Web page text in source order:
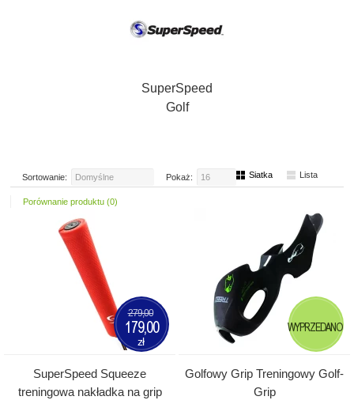
SuperSpeed
Golf
Sortowanie: Domyślne Pokaż: 16 Siatka Lista
Porównanie produktu (0)
SuperSpeed Squeeze
treningowa nakładka na grip
279,00
179,00
zł
Golfowy Grip Treningowy Golf-
Grip
WYPRZEDANO